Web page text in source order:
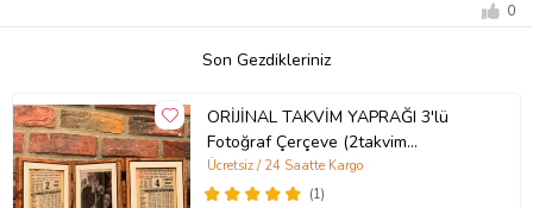
0
Son Gezdikleriniz
ORİJİNAL TAKVİM YAPRAĞI 3'lü
Fotoğraf Çerçeve (2takvim
+1Fotoğraf)
(1)
Ücretsiz / 24 Saatte Kargo